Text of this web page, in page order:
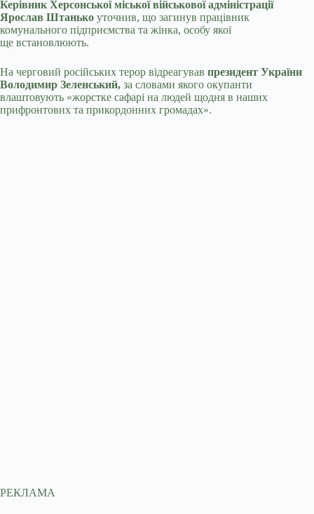
Керівник Херсонської міської військової адміністрації
Ярослав Штанько уточнив, що загинув працівник
комунального підприємства та жінка, особу якої
ще встановлюють.
На черговий російських терор відреагував президент України
Володимир Зеленський, за словами якого окупанти
влаштовують «жорстке сафарі на людей щодня в наших
прифронтових та прикордонних громадах».
РЕКЛАМА